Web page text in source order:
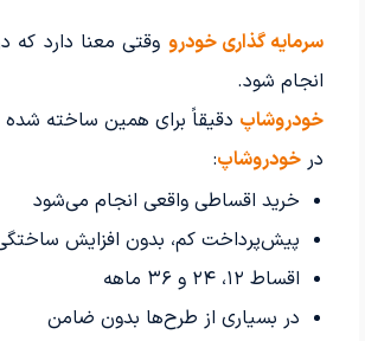
سرمایه گذاری خودرو وقتی معنا دارد
انجام شود.
خودروشاپ دقیقاً برای همین ساخته
در خودروشاپ:
خرید اقساطی واقعی انجام می‌شود
پیش‌پرداخت کم، بدون افزایش
اقساط ۱۲، ۲۴ و ۳۶ ماهه
در بسیاری از طرح‌ها بدون ضامن